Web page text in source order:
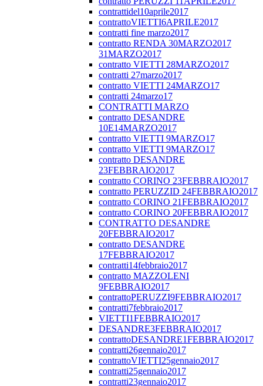
contrattidel10aprile2017
contrattoVIETTI6APRILE2017
contratti fine marzo2017
contratto RENDA 30MARZO2017
31MARZO2017
contratto VIETTI 28MARZO2017
contratti 27marzo2017
contratto VIETTI 24MARZO17
contratti 24marzo17
CONTRATTI MARZO
contratto DESANDRE
10E14MARZO2017
contratto VIETTI 9MARZO17
contratto VIETTI 9MARZO17
contratto DESANDRE
23FEBBRAIO2017
contratto CORINO 23FEBBRAIO2017
contratto PERUZZID 24FEBBRAIO2017
contratto CORINO 21FEBBRAIO2017
contratto CORINO 20FEBBRAIO2017
CONTRATTO DESANDRE
20FEBBRAIO2017
contratto DESANDRE
17FEBBRAIO2017
contratti14febbraio2017
contratto MAZZOLENI
9FEBBRAIO2017
contrattoPERUZZI9FEBBRAIO2017
contratti7febbraio2017
VIETTI1FEBBRAIO2017
DESANDRE3FEBBRAIO2017
contrattoDESANDRE1FEBBRAIO2017
contratti26gennaio2017
contrattoVIETTI25gennaio2017
contratti25gennaio2017
contratti23gennaio2017